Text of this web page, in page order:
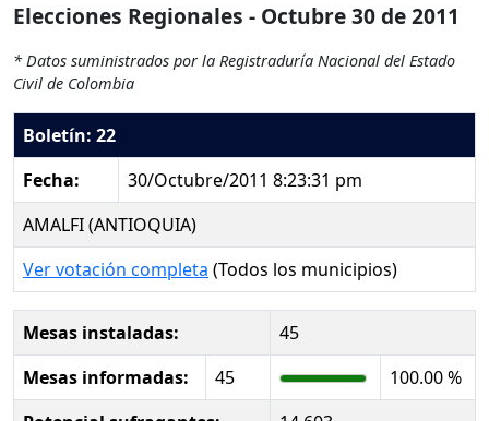
Elecciones Regionales - Octubre 30 de 2011
* Datos suministrados por la Registraduría Nacional del Estado
Civil de Colombia
Boletín: 22
Fecha:
30/Octubre/2011 8:23:31 pm
AMALFI (ANTIOQUIA)
Ver votación completa (Todos los municipios)
Mesas instaladas:
45
Mesas informadas:
45
100.00 %